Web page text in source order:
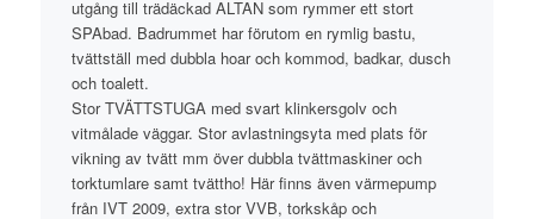
utgång till trädäckad ALTAN som rymmer ett stort
SPAbad. Badrummet har förutom en rymlig bastu,
tvättställ med dubbla hoar och kommod, badkar, dusch
och toalett.
Stor TVÄTTSTUGA med svart klinkersgolv och
vitmålade väggar. Stor avlastningsyta med plats för
vikning av tvätt mm över dubbla tvättmaskiner och
torktumlare samt tvättho! Här finns även värmepump
från IVT 2009, extra stor VVB, torkskåp och